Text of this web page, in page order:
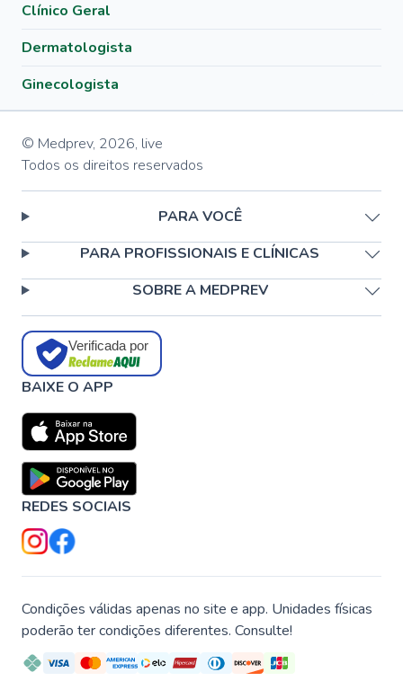
Clínico Geral
Dermatologista
Ginecologista
© Medprev, 2026, live
Todos os direitos reservados
PARA VOCÊ
PARA PROFISSIONAIS E CLÍNICAS
SOBRE A MEDPREV
Verificada por
BAIXE O APP
REDES SOCIAIS
Condições válidas apenas no site e app. Unidades físicas
poderão ter condições diferentes. Consulte!